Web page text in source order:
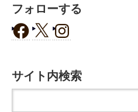
フォローする
サイト内検索